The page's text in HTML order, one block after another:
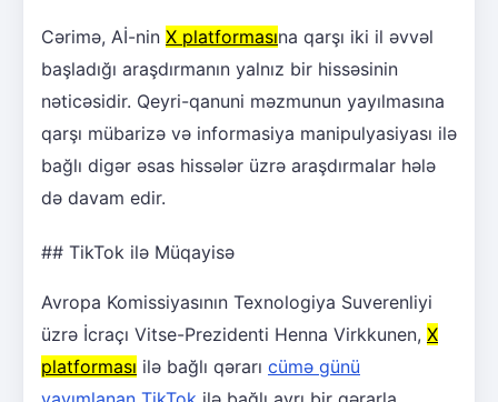
Cərimə, Aİ-nin X platformasına qarşı iki il əvvəl
başladığı araşdırmanın yalnız bir hissəsinin
nəticəsidir. Qeyri-qanuni məzmunun yayılmasına
qarşı mübarizə və informasiya manipulyasiyası ilə
bağlı digər əsas hissələr üzrə araşdırmalar hələ
də davam edir.
## TikTok ilə Müqayisə
Avropa Komissiyasının Texnologiya Suverenliyi
üzrə İcraçı Vitse-Prezidenti Henna Virkkunen, X
platforması ilə bağlı qərarı cümə günü